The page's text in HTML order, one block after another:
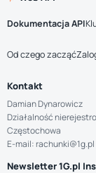
Dokumentacja API
Od czego zacząć
Kontakt
Damian Dynarowicz
Działalność
Częstochowa
E-mail: rachunki@1g.pl
Newsletter 1G.pl